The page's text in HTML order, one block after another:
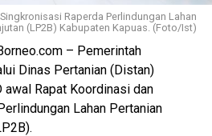
berharap proses
berlangsung lebih tertata
masyarakat serta
yang lebih bersih serta aman
SB)
Raperda Perlindungan Lahan
(LP2B) Kabupaten Kapuas. (Foto/Ist)
– Pemerintah
Dinas Pertanian (Distan)
Rapat Koordinasi dan
Lahan Pertanian